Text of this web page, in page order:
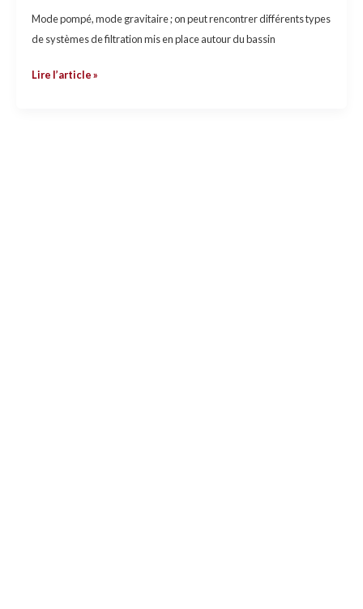
Mode pompé, mode gravitaire ; on peut rencontrer différents types
de systèmes de filtration mis en place autour du bassin
gravitaire
Lire l’article »